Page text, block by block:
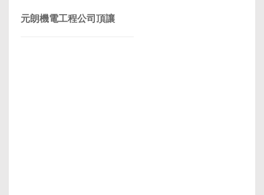
元朗機電工程公司頂讓